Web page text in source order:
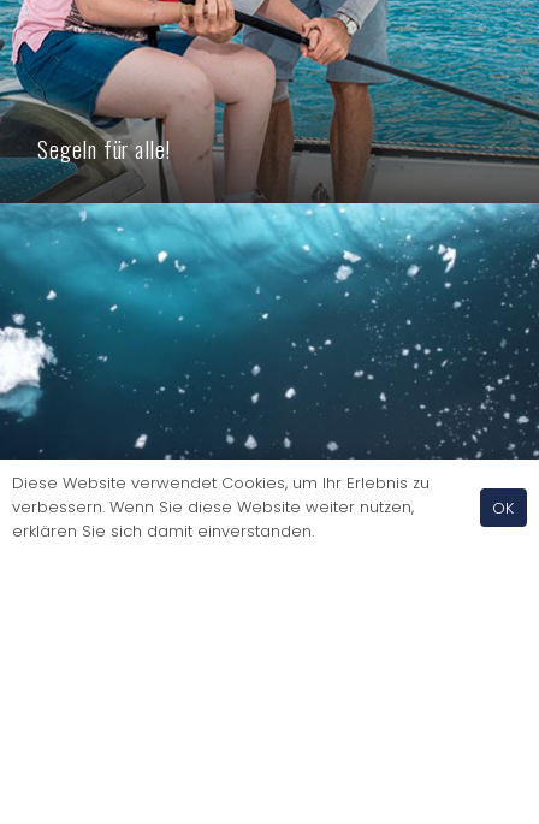
Segeln für alle!
Diese Website verwendet Cookies, um Ihr Erlebnis zu
verbessern. Wenn Sie diese Website weiter nutzen,
erklären Sie sich damit einverstanden.
OK